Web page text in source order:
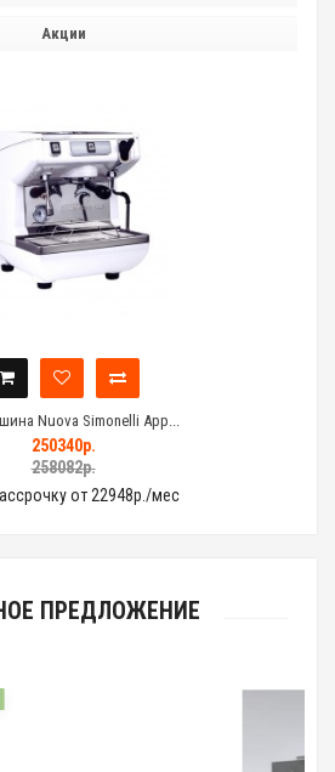
Акции
Nuova Simonelli App...
250340р.
258082р.
от 22948р./мес
ПРЕДЛОЖЕНИЕ